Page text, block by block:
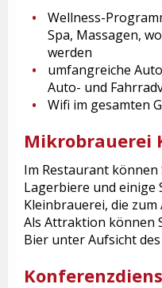
Wellness-
Spa, Massagen,
werden
umfangreiche
Auto- und
Wifi im gesamten
Mikrobrauerei
Im Restaurant können
Lagerbiere und einige
Kleinbrauerei, die
Als Attraktion können
Bier unter Aufsicht